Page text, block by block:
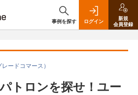
事例を探す ログイン
新規
会員登録
ードコマース）
トロンを探せ！ユー